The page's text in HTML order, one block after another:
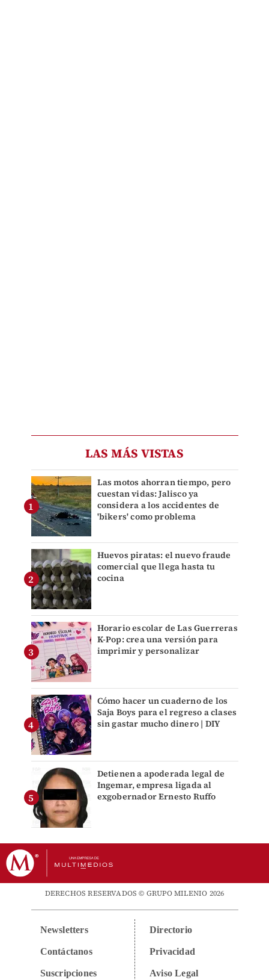
LAS MÁS VISTAS
Las motos ahorran tiempo, pero
cuestan vidas: Jalisco ya
considera a los accidentes de
'bikers' como problema
Huevos piratas: el nuevo fraude
comercial que llega hasta tu
cocina
Horario escolar de Las Guerreras
K-Pop: crea una versión para
imprimir y personalizar
Cómo hacer un cuaderno de los
Saja Boys para el regreso a clases
sin gastar mucho dinero | DIY
Detienen a apoderada legal de
Ingemar, empresa ligada al
exgobernador Ernesto Ruffo
DERECHOS RESERVADOS © GRUPO MILENIO 2026
Newsletters
Contáctanos
Suscripciones
Directorio
Privacidad
Aviso Legal